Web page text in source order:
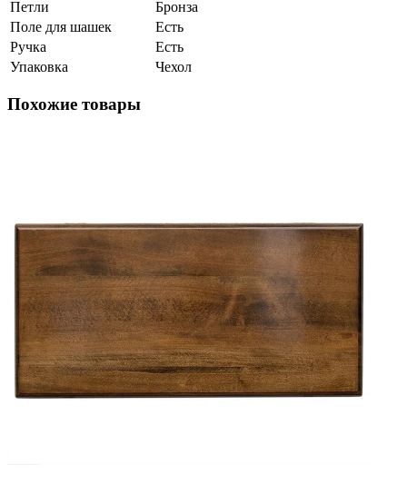
Петли
Бронза
Поле для шашек
Есть
Ручка
Есть
Упаковка
Чехол
Похожие товары